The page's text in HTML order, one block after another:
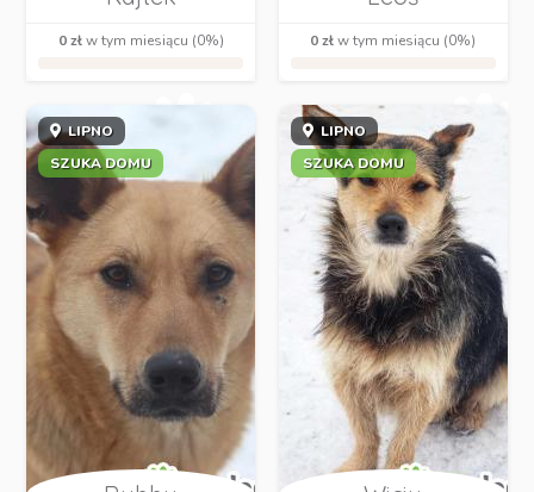
0 złw tym miesiącu (0%) 0 złw tym miesiącu (0%)
LIPNO
SZUKA DOMU
LIPNO
SZUKA DOMU